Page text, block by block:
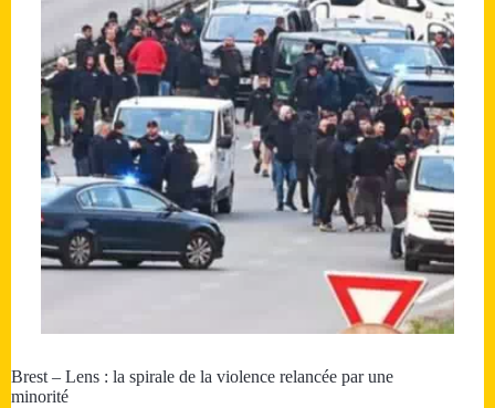
Brest – Lens : la spirale de la violence relancée par une
minorité